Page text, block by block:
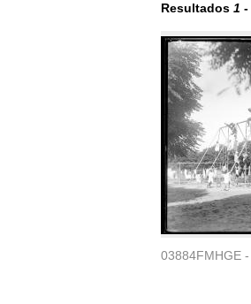
Resultados 1 -
03884FMHGE -